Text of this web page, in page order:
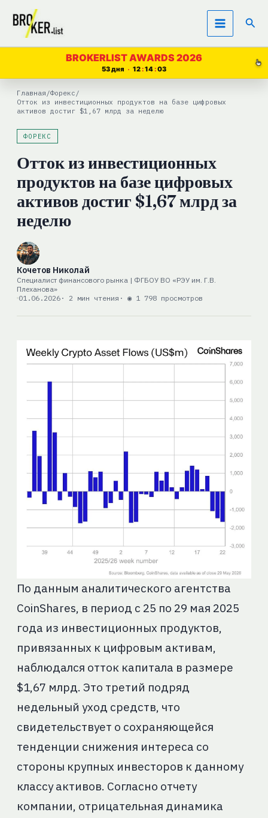
Перейти
содержимому
BROKERLIST AWARDS 2026
53 дня 12 14 03
Главная /Форекс /
Отток из инвестиционных продуктов на базе цифровых
активов достиг $1,67 млрд за неделю
ФОРЕКС
Отток из инвестиционных
продуктов на базе цифровых
активов достиг $1,67 млрд за
неделю
Кочетов Николай
Специалист финансового рынка | ФГБОУ ВО «РЭУ им. Г.В.
Плеханова»
01.06.2026· 2 мин чтения · ◉ 1 798 просмотров
По данным аналитического агентства
CoinShares, в период с 25 по 29 мая 2025
года из инвестиционных продуктов,
привязанных к цифровым активам,
наблюдался отток капитала в размере
$1,67 млрд. Это третий подряд
недельный уход средств, что
свидетельствует о сохраняющейся
тенденции снижения интереса со
стороны крупных инвесторов к данному
классу активов. Согласно отчету
компании, отрицательная динамика